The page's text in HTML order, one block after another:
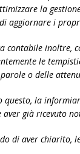
la
aggiornare i
contabile inoltre,
le
o delle
questo, la
aver già ricevuto
di aver chiarito,